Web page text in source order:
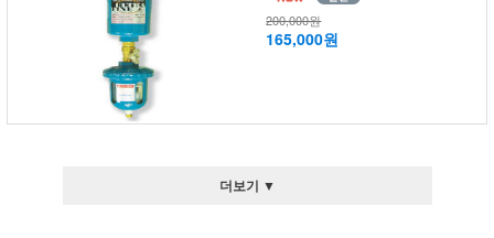
200,000원
165,000원
더보기 ▼